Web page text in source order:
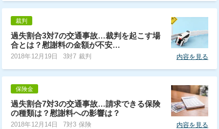
裁判
過失割合3対7の交通事故…裁判を起こす場
合とは？慰謝料の金額が不安…
2018年12月19日 3対7 裁判 内容を見る
保険金
過失割合7対3の交通事故…請求できる保険
の種類は？慰謝料への影響は？
2018年12月14日 7対3 保険 内容を見る